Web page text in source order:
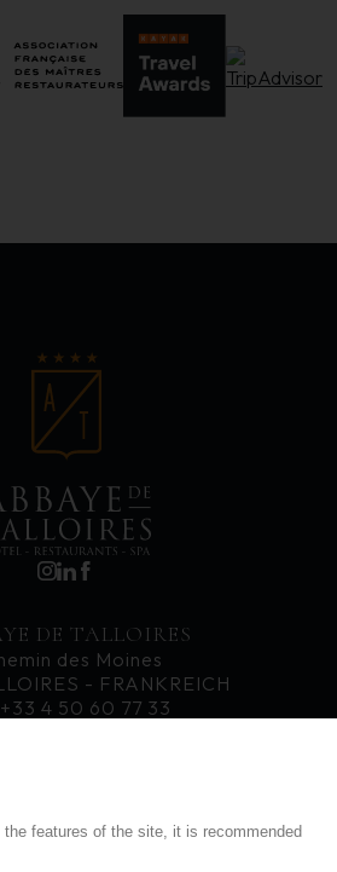
the features of the site, it is recommended
DE TALLOIRES
des Moines
- FRANKREICH
4 50 60 77 33
KONTAKT